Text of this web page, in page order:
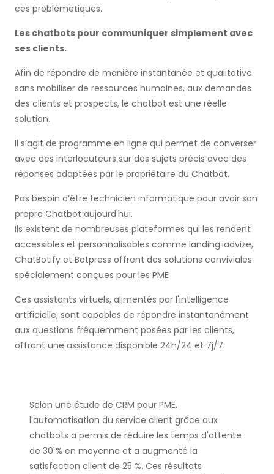
ces problématiques.
Les chatbots pour communiquer simplement avec
ses clients.
Afin de répondre de manière instantanée et qualitative
sans mobiliser de ressources humaines, aux demandes
des clients et prospects, le chatbot est une réelle
solution.
Il s’agit de programme en ligne qui permet de converser
avec des interlocuteurs sur des sujets précis avec des
réponses adaptées par le propriétaire du Chatbot.
Pas besoin d’être technicien informatique pour avoir son
propre Chatbot aujourd'hui.
Ils existent de nombreuses plateformes qui les rendent
accessibles et personnalisables comme landing.iadvize,
ChatBotify et Botpress offrent des solutions conviviales
spécialement conçues pour les PME
Ces assistants virtuels, alimentés par l'intelligence
artificielle, sont capables de répondre instantanément
aux questions fréquemment posées par les clients,
offrant une assistance disponible 24h/24 et 7j/7.
Selon une étude de CRM pour PME,
l'automatisation du service client grâce aux
chatbots a permis de réduire les temps d'attente
de 30 % en moyenne et a augmenté la
satisfaction client de 25 %. Ces résultats